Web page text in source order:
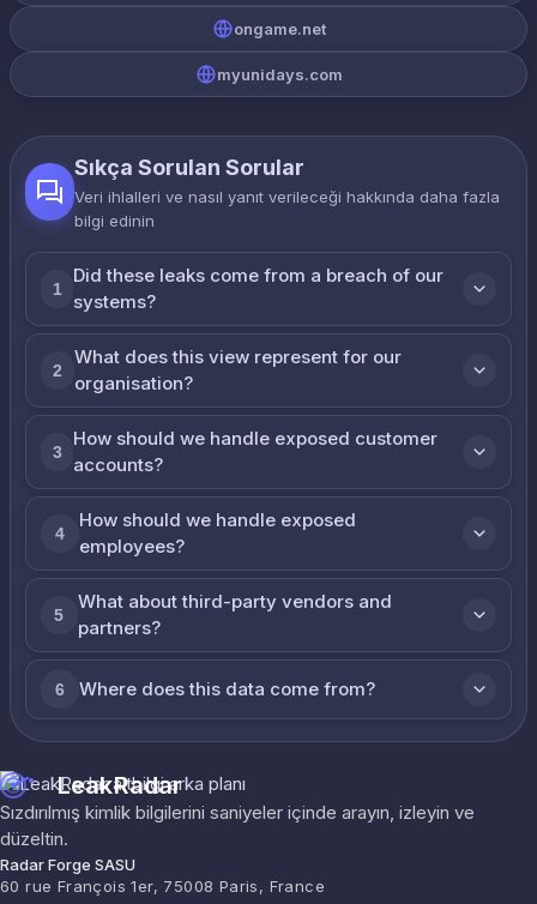
ongame.net
myunidays.com
Sıkça Sorulan Sorular
Veri ihlalleri ve nasıl yanıt verileceği hakkında daha fazla
bilgi edinin
1
Did these leaks come from a breach of our
systems?
2
What does this view represent for our
organisation?
3
How should we handle exposed customer
accounts?
4
How should we handle exposed
employees?
5
What about third-party vendors and
partners?
6 Where does this data come from?
LeakRadar
Sızdırılmış kimlik bilgilerini saniyeler içinde arayın, izleyin ve
düzeltin.
Radar Forge SASU
60 rue François 1er, 75008 Paris, France